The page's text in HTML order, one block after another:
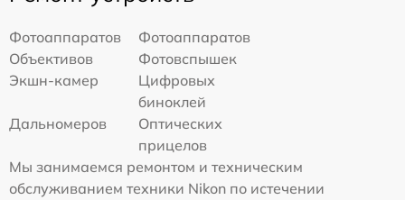
Фотоаппаратов
Фотоаппаратов
Объективов
Фотовспышек
Экшн-камер
Цифровых
биноклей
Дальномеров
Оптических
прицелов
Мы занимаемся ремонтом и техническим
обслуживанием техники Nikon по истечении